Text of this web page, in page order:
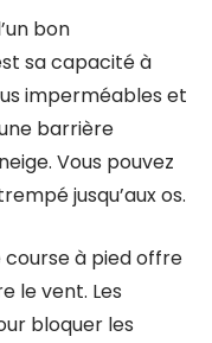
bon
sa capacité à
imperméables et
barrière
Vous pouvez
jusqu’aux os.
course à pied offre
le vent. Les
bloquer les